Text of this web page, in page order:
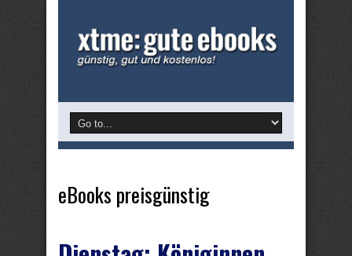
eBooks preisgünstig